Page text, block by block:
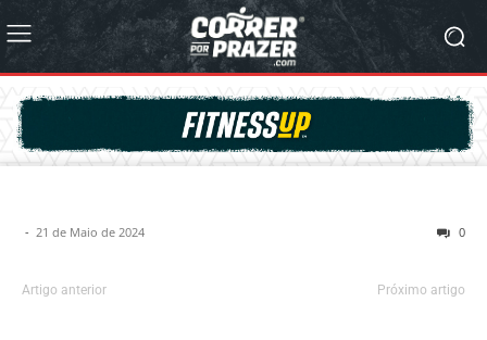
- 21 de Maio de 2024 0
Artigo anterior Próximo artigo